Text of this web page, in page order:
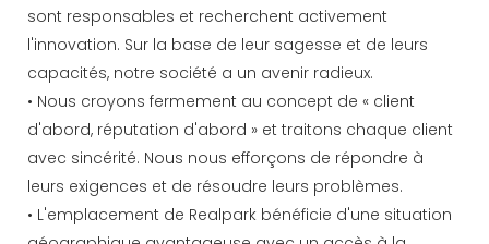
sont responsables et recherchent activement
l'innovation. Sur la base de leur sagesse et de leurs
capacités, notre société a un avenir radieux.
• Nous croyons fermement au concept de « client
d'abord, réputation d'abord » et traitons chaque client
avec sincérité. Nous nous efforçons de répondre à
leurs exigences et de résoudre leurs problèmes.
• L'emplacement de Realpark bénéficie d'une situation